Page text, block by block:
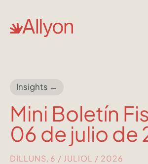
Insights ←
Mini Boletín
06 de julio de
DILLUNS, 6 / JULIOL / 2026